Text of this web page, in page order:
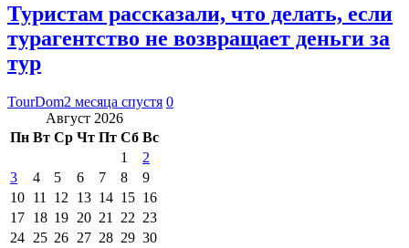
Туристам рассказали, что делать, если
турагентство не возвращает деньги за
тур
TourDom2 месяца спустя 0
Август 2026
Пн Вт Ср Чт Пт Сб Вс
1
2
3
4 5 6 7 8
9
10 11 12 13 14 15 16
17 18 19 20 21 22 23
24 25 26 27 28 29 30